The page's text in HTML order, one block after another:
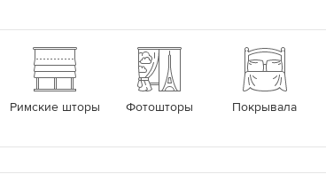
Римские шторы Фотошторы Покрывала